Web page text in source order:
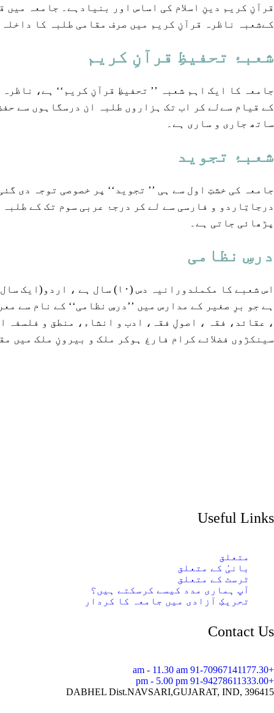
قرآنِ کریم دینِ اسلام کی اساس اور بنیادہے۔ جامعہ
کےشعبہ ناظرہ قرآنِ کریم میں صرف مقامی طلبہ کا
شعبۂ تحفیظِ قرآنِ کریم
جامعہ کا ایک اہم شعبہ ’’ تحفیظِ قرآنِ کریم‘‘ ہے،
کے قیام سےلے کر اب تک ہزاروں طلبہ ان درسگاہوں سے
ساتھ جاری و ساری ہے۔
شعبۂ تجوید
جامعہ کی خشتِ اول سے ہی ’’ تجوید‘‘ پر خصوصی توجہ دی
درجاتِاردو و فارسی سے لے کر درجۂ عربی سوم تک کے
پڑھائی جاتی ہے۔
درسِ نظامی
اس شعبے کا مکملدورانیہ دس
ہے جو برِ صغیر کے مدارس میں ’’درسِ نظامی‘‘ کے نام سے
، عقائد، فقہ ، اصولِ فقہ، ادب و انشاء، منطق و
سینکڑوں فضلائے کرام فارغ ہوکر ملک و بیرونِ ملک میں
Useful Links
متعلق
بانیٔ کے متعلق
ٹرسٹ کے متعلق
آپ ہماری مدد کیسے کرسکتے ہیں؟
تحریکِ آزادی میں جامعہ کا کردار
Contact Us
+91-7096714117
7.30 am - 11.30 am
+91-9427861133
3.00 pm - 5.00 pm
DABHEL Dist.NAVSARI,GUJARAT, IND, 396415